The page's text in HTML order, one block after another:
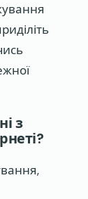
з